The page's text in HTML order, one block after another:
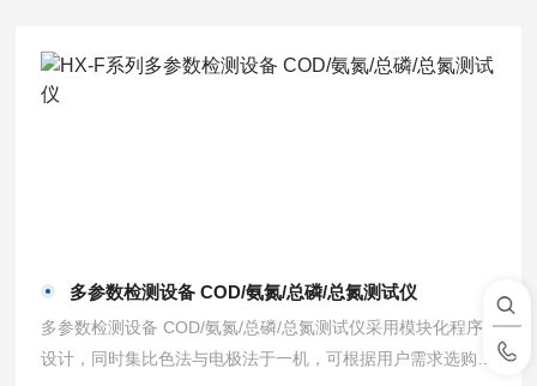
多参数检测设备 COD/氨氮/总磷/总氮测试仪
多参数检测设备 COD/氨氮/总磷/总氮测试仪采用模块化程序
设计，同时集比色法与电极法于一机，可根据用户需求选购单